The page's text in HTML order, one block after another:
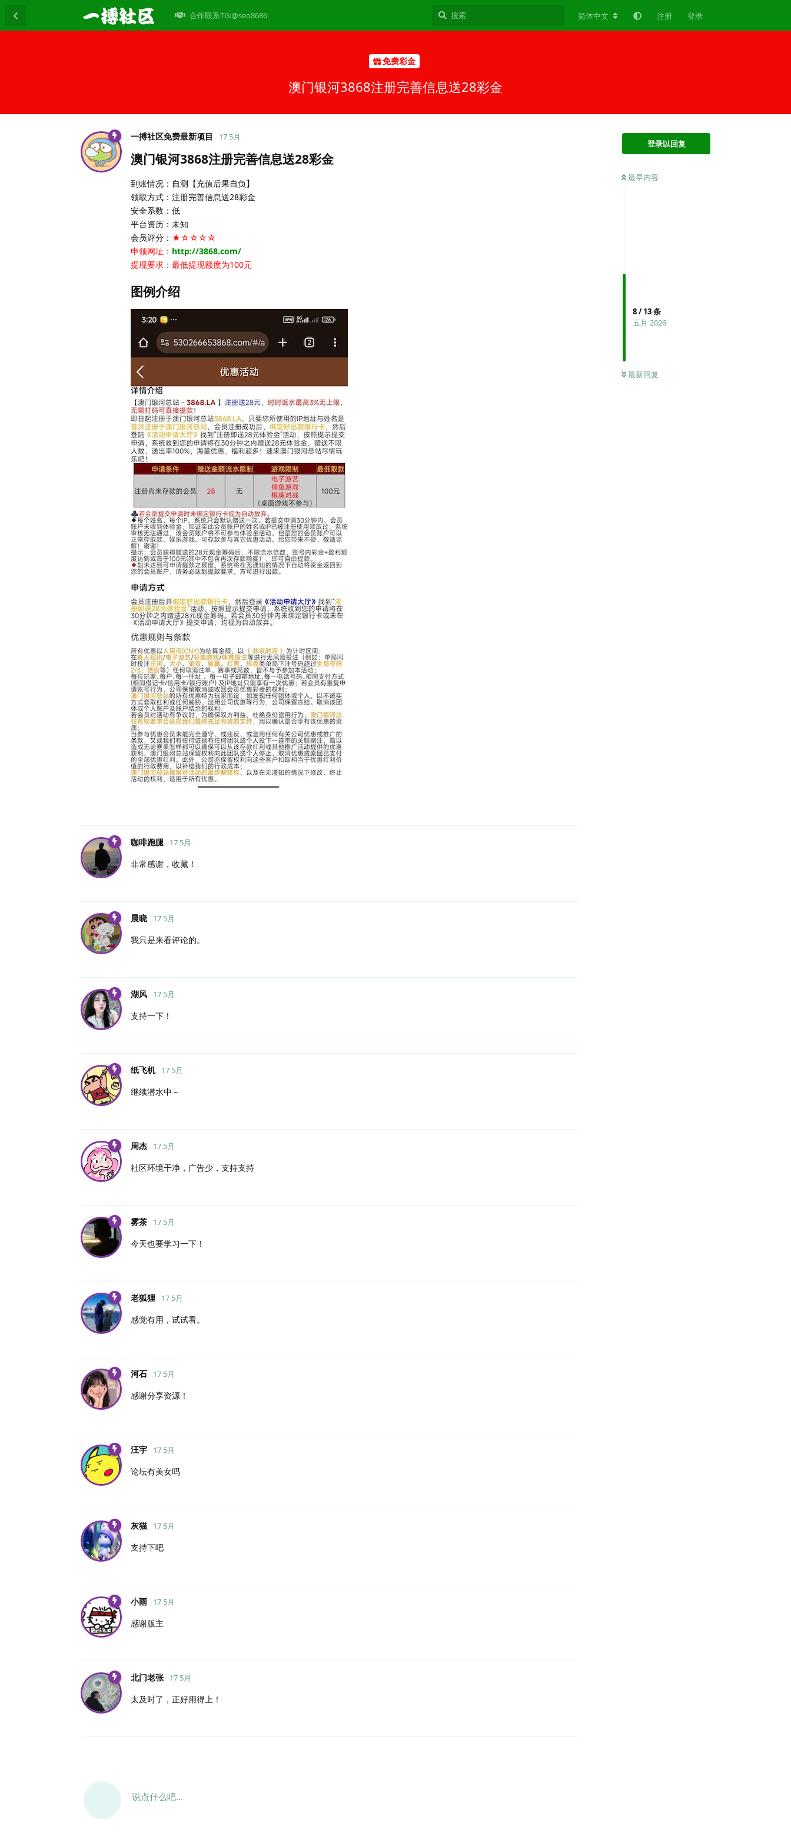
合作联系TG:@seo8686 简体中文 注册 登录
免费彩金
澳门银河3868注册完善信息送28彩金
登录以回复
最早内容
8/13条
五月 2026
最新回复
一搏社区免费最新项目 17 5月
澳门银河3868注册完善信息送28彩金
到账情况：自测【充值后果自负】
领取方式：注册完善信息送28彩金
安全系数：低
平台资历：未知
会员评分： ★☆☆☆☆
申领网址： http://3868.com/
提现要求：最低提现额度为100元
图例介绍
咖啡跑腿 17 5月
非常感谢，收藏！
晨晓 17 5月
我只是来看评论的。
湖风 17 5月
支持一下！
纸飞机 17 5月
继续潜水中～
周杰 17 5月
社区环境干净，广告少，支持支持
雾茶 17 5月
今天也要学习一下！
老狐狸 17 5月
感觉有用，试试看。
河石 17 5月
感谢分享资源！
汪宇 17 5月
论坛有美女吗
灰猫 17 5月
支持下吧
小雨 17 5月
感谢版主
北门老张 17 5月
太及时了，正好用得上！
说点什么吧...